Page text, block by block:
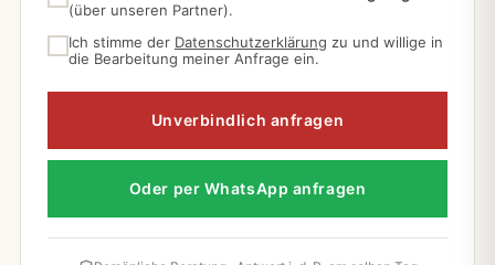
(über unseren Partner).
Ich stimme der Datenschutzerklärung zu und willige in
die Bearbeitung meiner Anfrage ein.
Unverbindlich anfragen
Oder per WhatsApp anfragen